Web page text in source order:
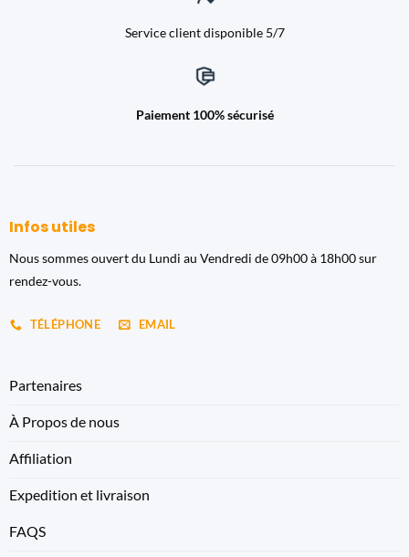
Service client disponible 5/7
Paiement 100% sécurisé
Infos utiles
Nous sommes ouvert du Lundi au Vendredi de 09h00 à 18h00 sur
rendez-vous.
TÉLÉPHONE EMAIL
Partenaires
À Propos de nous
Affiliation
Expedition et livraison
FAQS